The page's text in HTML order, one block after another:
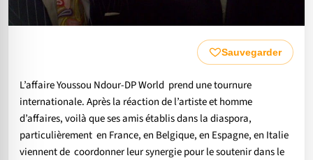
Sauvegarder
L’affaire Youssou Ndour-DP World prend une tournure
internationale. Après la réaction de l’artiste et homme
d’affaires, voilà que ses amis établis dans la diaspora,
particulièrement en France, en Belgique, en Espagne, en Italie
viennent de coordonner leur synergie pour le soutenir dans le